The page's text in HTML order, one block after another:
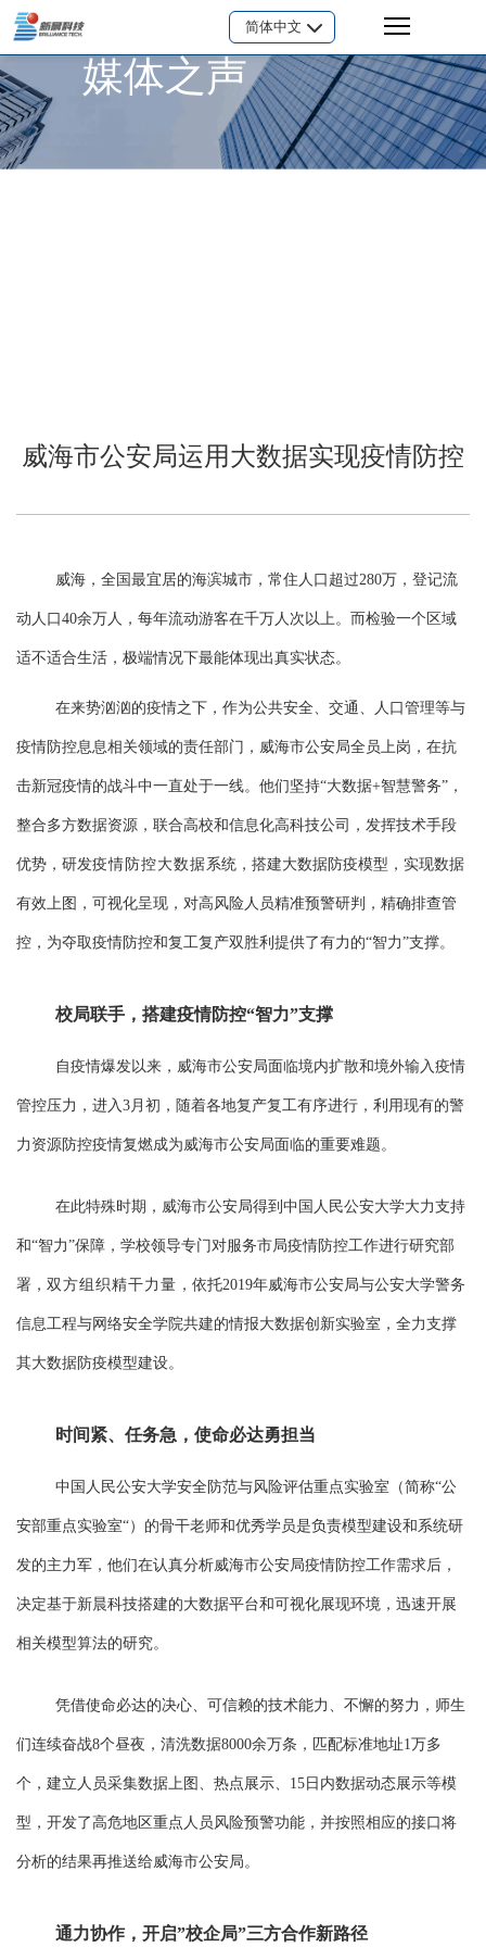
简体中文
媒体之声
威海市公安局运用大数据实现疫情防控
威海， 全国最宜居的海滨城市， 常住人口超过280万，登记流
动人口40余万人，每年流动游客在千万人次以上。而检验一个区域
适不适合生活，极端情况下最能体现出真实状态。
在来势汹汹的疫情之下，作为公共安全、交通、人口管理等与
疫情防控息息相关领域的责任部门，威海市公安局全员上岗，在抗
击新冠疫情的战斗中一直处于一线。他们 坚持“大数据+智慧警务”，
整合多方数据资源， 联合高校和信息化高科技公司， 发挥技术手段
优势，研发疫情防控大数据系统， 搭建大数据防疫模型 ， 实现数据
有效上图，可视化呈现，对高风险人员精准预警研判，精确排查管
控， 为夺取疫情防控和复工复产双胜利 提供了有力的“智力”支撑。
校局联手，搭建疫情防控“智力”支撑
自疫情爆发以来，威海市公安局面临境内扩散和境外输入疫情
管控压力，进入3月初，随着各地复产复工有序进行，利用现有的警
力资源防控疫情复燃成为威海市公安局面临的重要难题。
在此特殊时期，威海市公安局得到中国人民公安大学大力支持
和“智力”保障，学校领导专门对服务市局疫情防控工作进行研究部
署， 双方组织精干力量 ，依托2019年威海市公安局与公安大学警务
信息工程与网络安全学院共建的情报大数据创新实验室，全力支撑
其大数据防疫模型建设。
时间紧、任务急，使命必达勇担当
中国人民公安大学安全防范与风险评估重点实验室（简称“公
安部重点实验室“）的骨干老师和优秀学员是负责模型建设和系统研
发的主力军，他们在认真分析威海市公安局疫情防控工作需求后，
决定基于新晨科技搭建的大数据平台和可视化展现环境，迅速开展
相关模型算法的研究。
凭借使命必达的决心、可信赖的技术能力、不懈的努力，师生
们连续奋战8个昼夜，清洗数据8000余万条，匹配标准地址1万多
个，建立人员采集数据上图、热点展示、15日内数据动态展示等模
型，开发了高危地区重点人员风险预警功能，并按照相应的接口将
分析的结果再推送给威海市公安局。
通力协作，开启”校企局”三方合作新路径